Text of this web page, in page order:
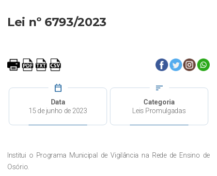
Lei nº 6793/2023
calendar_today
Data
15 de junho de 2023
sort
Categoria
Leis Promulgadas
Institui o Programa Municipal de Vigilância na Rede de Ensino de
Osório.